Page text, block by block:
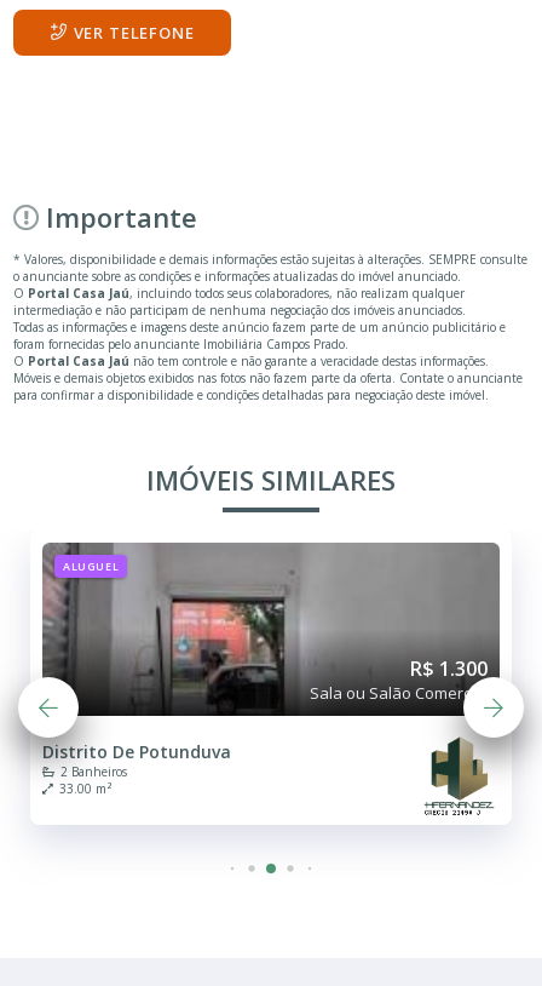
VER TELEFONE
Importante
* Valores, disponibilidade e demais informações estão sujeitas à alterações. SEMPRE consulte
o anunciante sobre as condições e informações atualizadas do imóvel anunciado.
O Portal Casa Jaú, incluindo todos seus colaboradores, não realizam qualquer
intermediação e não participam de nenhuma negociação dos imóveis anunciados.
Todas as informações e imagens deste anúncio fazem parte de um anúncio publicitário e
foram fornecidas pelo anunciante Imobiliária Campos Prado.
O Portal Casa Jaú não tem controle e não garante a veracidade destas informações.
Móveis e demais objetos exibidos nas fotos não fazem parte da oferta. Contate o anunciante
para confirmar a disponibilidade e condições detalhadas para negociação deste imóvel.
IMÓVEIS SIMILARES
ALUGUEL
R$ 1.300
Sala ou Salão Comercial
Distrito De Potunduva
2 Banheiros
33.00 m²